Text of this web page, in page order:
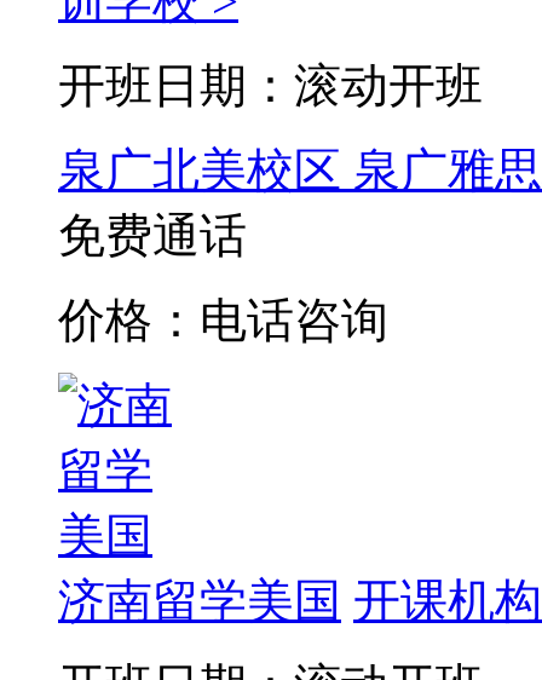
开班日期：滚动开班
泉广北美校区 泉广雅
免费通话
价格：电话咨询
济南留学美国 开课机